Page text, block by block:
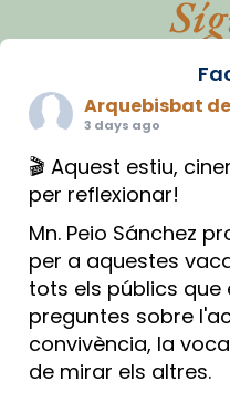
Arquebisbat
3 days ago
🎬 Aquest estiu,
per reflexionar!
Mn. Peio Sánchez
per a aquestes
tots els públics
preguntes sobre
convivència, la
de mirar els altres.